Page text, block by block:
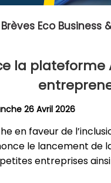
Brèves Eco Business
la
26 Avril 2026
en faveur de
le lancement de
entreprises